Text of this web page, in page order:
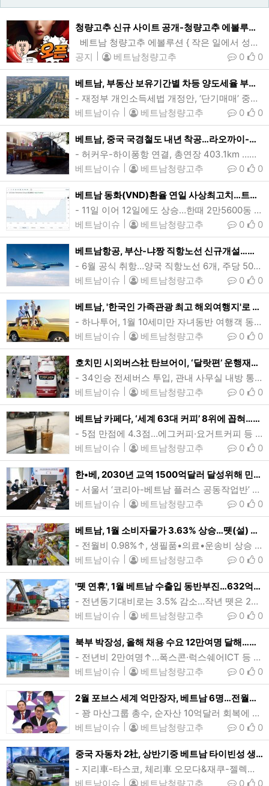
청량고추 신규 사이트 공개-청량고추 에볼루션-
베트남 청량고추 에볼루션 { 작은 일에서 성장할 능력이 있는 사람에게 큰일이 주어진다 Big jobs usually go to the menwho prove their ability the outgrow small ones } 청량고추 에볼루션 진화하는 고추 …
공지
베트남청량고추 0
0
베트남, 부동산 보유기간별 차등 양도세율 부과안 ‘좌초’
- 재정부 개인소득세법 개정안, ‘단기매매’ 중과…투기방지·시장안정 목적- 법무부 “토지관리·세제 등 정책준비 미흡…현실성 없다” 반대호치민 투득시 보응웬지압길 일대 전경. 베트남이 투기세력 억제 및 부동산시장 안정을 위해 추진해온 부동산 보유기간별 차등 양도세율 적용안이 시스템 미비로 무산될 상황을 맞았다. (사진=VnExpress/Quynh Tran)[인사이드비나=호치민, 투 탄(Thu thanh) 기자] 베트남이 투기세력을 막고, 부동산시장 안정을 위해 추진해온 부동산 보유기간별 차등 양도세율 적용안이 이를 …
베트남이슈
베트남청량고추 0
0
베트남, 중국 국경철도 내년 착공…라오까이-하노이-하이퐁 노선
- 허커우-하이퐁항 연결, 총연장 403.1km …사업비 194.9조동(76.2억달러)- 2030년 완공계획…지하철 포함 국가 전체 철도망 연결시 경제효과 982억달러 기대베트남이 내년중 북부 중국 접경지 연결 철도사업 착공을 추진하고 있다. 정부가 추진중인 라오까이-하노이-하이퐁 철도는 중국 윈난성 허커우-라오까이 국경부터 하이퐁항까지, 수도 하노이를 비롯해 9개 성·시를 통과하는 총연장 403.1km의 국경철도다. (사진=VnExpress/Giang Huy)[인사이드비나=하노이, 떤 풍(Tan phung) 기자] 베트남…
베트남이슈
베트남청량고추 0
0
베트남 동화(VND)환율 연일 사상최고치…트럼프 ‘관세폭탄’ 우려
- 11일 이어 12일에도 상승…한때 2만5600동 기록- 대미 무역흑자 1718억달러, 4위국…정부, 대응시나리오 마련 고심달러대비 베트남 동화(VND) 환율이 연일 상승(동화가치 하락)하며 사상최고치 행진을 하고 있다. 12일 동화 환율은 전거래일보다 35동(0.22%) 오른 2만5565동으로 전일의 사상최고치를 경신했으며 장중 2만5600동까지 치솟기도 했다. (사진=VnExpress/ 그래픽=인베스팅닷컴)[인사이드비나=호치민, 윤준호 기자] 베트남 달러•동화(VND) 환율이 연일 상승(동화가치 하락)하며 사상 최고치…
베트남이슈
베트남청량고추 0
0
베트남항공, 부산-냐짱 직항노선 신규개설…매일 왕복운항
- 6월 공식 취항…양국 직항노선 6개, 주당 50여편으로 늘어베트남국영 베트남항공이 오는 6월부터 부산과 냐짱을 잇는 직항노선을 신규 취항, 매일 1회 왕복 운항할 계획이다. (사진=베트남항공)[인사이드비나=호치민, 윤준호 기자] 베트남국영 베트남항공(Vietnam Airlines 증권코드 HVN)이 부산과 냐짱(Nha Trang)을 잇는 직항노선을 신규 개설, 취항한다.베트남항공에 따르면, 냐짱-부산 노선은 오는 6월1일부터 매일 1회 왕복 운항될 예정이다.베트남항공은 “이번 새로운 부산-냐짱 취항은 국제선 확장 전략에…
베트남이슈
베트남청량고추 0
0
베트남, '한국인 가족관광 최고 해외여행지'로 꼽혀…2년 연속
- 하나투어, 1월 10세미만 자녀동반 여행객 동향 분석…일본·필리핀·괌·중국 순베트남 중남부 판티엣시 무이네의 바우짱 해안사구를 방문한 한국인 가족관광객 모습. 베트남이 지난해에 이어 2년연속 한국인들에게 아동동반 가족여행의 세계최고 해외여행지로 꼽혔다. (사진=VnExpress/Nhu Trung)[인사이드비나=다낭, 임용태 기자] 베트남이 한국인들의 '아이동반 가족단위 여행의 세계 최고해외여행지'로 꼽혔다.하나투어(대표 송미선)이 1월 겨울방학 기간 10세미만 아동동반 가족여행객의 예약자료 등을 토대로…
베트남이슈
베트남청량고추 0
0
호치민 시외버스社 탄브어이, ‘달랏편’ 운행재개…영업중단 1년여만
- 34인승 전세버스 투입, 관내 사무실 내방 통해 예약·발권…정기노선 등록은 아직- 2023년 5명 사망사고 당시 규정위반 다수 적발…작년 4월 사업면허 재교부영업면허 취소 이전 운행중이던 호치민시 버스회사 탄브어이의 버스. 동나이성에서 발생한 사망사고로 영업중단했던 탄브어이가 호치민-달랏 운행을 1년여만에 전세버스로 재개했다. (사진=VnExpress/Gia Minh)[인사이드비나=호치민, 투 탄(Thu thanh) 기자] 호치민시 대형버스업체 탄브어이(Thanh Buoi)가 호치민-달랏(Da Lat) 노선 …
베트남이슈
베트남청량고추 0
0
베트남 카페다, ‘세계 63대 커피’ 8위에 꼽혀…테이스트아틀라스
- 5점 만점에 4.3점…에그커피·요거트커피 등 현지 유래 커피 순위권베트남 대표 커피인 카페덴다(왼쪽)와 카페쓰어다. 글로벌 미식전문매체 테이스트아틀라스는 세계 63대 커피에 베트남 카페다를 8위로 선정했다. (사진=cafemoc)[인사이드비나=하노이, 장연환 기자] 베트남을 대표하는 전통커피중 하나인 카페다(Ca phe da, 아이스커피)가 글로벌 미식전문매체 테이스트아틀라스(Taste Atlas) 선정 '세계 63대 커피'에 이름을 올렸다.테이스트아틀라스가 최근 발표한 ‘세계 63대 커피(음료)’에 베트남 카…
베트남이슈
베트남청량고추 0
0
한•베, 2030년 교역 1500억달러 달성위해 민관협력 강화
- 서울서 ‘코리아-베트남 플러스 공동작업반’ 3차 회의- 美 신정부 출범 대응, 원전협력, 양국기업 애로해소 방안 등 논의‘코리아-베트남 플러스 공동작업반’이 7일 화상으로 열린 3차회의에서 '2030년 교역 1500억달러 목표' 달성을 위한 민관협력 확대 방안을 논의했다. 김종철 산업부 통상협력국장(가운데)과 도 꾹 훙 베트남 공상부 아시아아프리카국장을 수석대표로한 공동작업반은 미국 신정부 출범, 글로벌 공급과잉에 대한 의견교환과 함께 양국간 원전협력 및 기업 애로해소 방안을 논의했다. (사진=산업통상자원부) [인사이드…
베트남이슈
베트남청량고추 0
0
베트남, 1월 소비자물가 3.63% 상승…뗏(설) 성수기 소비수요 늘어
- 전월비 0.98%↑, 생필품•의료•운송비 상승 영향…근원물가 3.07%↑베트남에서 식료품을 구매하기 위해 슈퍼마켓을 방문한 소비자들의 모습. 지난달 베트남의 소비자물가지수(CPI)가 전월에 비해 큰 폭의 상승률을 보였다. (사진=VnExpress/Quynh Tran)[인사이드비나=하노이, 이희상 기자] 지난달 베트남의 소비자물가지수(CPI)가 전월에 비해 큰 폭의 상승률을 보였다.통계총국(GSO)이 6일 내놓은 자료에 따르면, 지난 1월 CPI는 전월대비 0.98%, 전년동기대비 3.63% 각각 상승했다.지난달…
베트남이슈
베트남청량고추 0
0
'뗏 연휴', 1월 베트남 수출입 동반부진…632억달러 전월비 10.5%↓
- 전년동기대비로는 3.5% 감소…작년 뗏은 2월- 수출 331억달러 4.3%↓ 수입 300.6억달러 2.6%↓…흑자 30.3억달러- 원자재 수입·가공후 재수출구조…미국·EU·일본서 흑자, 한국·중국·아세안서 적자베트남 떤부-하이퐁항 수출입 컨테이너 야적장 모습. 지난 1월 베트남의 교역액이 전월대비 10.5% 감소한 632억달러로 전월대비 10.5% 감소하는 부진한 모습을 보였다. (사진=VnExpress/Giang Huy)[인사이드비나=하노이, 장연환 기자] 지난달 베트남의 교역액이 두자릿수 감소한 것으로 나타났다.&n…
베트남이슈
베트남청량고추 0
0
북부 박장성, 올해 채용 수요 12만여명 달해…고용시장 ‘훈풍’
- 전년비 2만여명↑…폭스콘·럭스쉐어ICT 등 애플 협력사 중심 생산확대 영향- 업계, 인터넷방송·취업설명회 등 뗏(설)연휴 이후 인력유지 및 추가고용 ‘안간힘’애플 주요협력사중 한곳인 중국 럭스쉐어ICT의 베트남 박장성 생산법인. 베트남 북부의 산업중심지중 하나인 박장성의 올해 채용 수요가 외국계 전자기업들의 생산용량 확충에 따라 전년보다 2만여명 늘어난 12만여명에 달할 것으로 나타났다. (사진=박장성산업단지관리위원회)[인사이드비나=하노이, 이승윤 기자] 베트남 북부의 대표적인 산업도시중 하나인 박장성(Bac …
베트남이슈
베트남청량고추 0
0
2월 포브스 세계 억만장자, 베트남 6명…전월보다 1명 늘어
- 꽝 마산그룹 총수, 순자산 10억달러 회복에 순위 재진입…세계 2718위- 브엉 빈그룹 회장, 타오 비엣젯항공 CEO 등 6명 합산 134억달러포브스 세계 억만장자에 오른 베트남 부호들. (위에서 아래방향으로) 팜 녓 브엉 빈그룹 회장, 응웬 티 프엉 타오 비엣젯항공 CEO, 호 훙 안 테크콤은행 회장, 쩐 바 즈엉 타코 회장. 응웬 당 꽝 마산그룹 회장. 쩐 딘 롱 호아팟그룹 회장. (사진=tuoitre)[인사이드비나=호치민, 투 탄(Thu thanh) 기자] 포브스 세계 억만장자 순위에 베트남 기업총수 6명이 이름을…
베트남이슈
베트남청량고추 0
0
중국 자동차 2社, 상반기중 베트남 타이빈성 생산공장 착공
- 지리車-타스코, 체리車 오모다&재쿠-젤렉심코 등 현지기업 합작투자- 현지 자동차산업 강화 및 공급망 구축, 일자리 창출 따른 지역경제 성장 ‘기대감’지난달 베트남시장에 출시된 오모다&재쿠의 하이브리드 SUV 재쿠J7. 중국 국영 체리자동차와 지리자동차 등 2개사가 상반기중 베트남 북부 타이빈성 생산공장을 착공할 계획이다. (사진=VnExpress/Luong Dung)[인사이드비나=하노이, 떤 풍(Tan phung) 기자] 중국국영 체리자동차(奇瑞汽车, Chery Automobile)와 지리자동차(Geely Auto…
베트남이슈
베트남청량고추 0
0